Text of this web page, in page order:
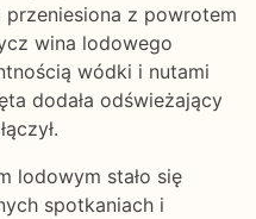
przeniesiona z powrotem
wina lodowego
wódki i nutami
dodała odświeżający
lodowym stało się
spotkaniach i